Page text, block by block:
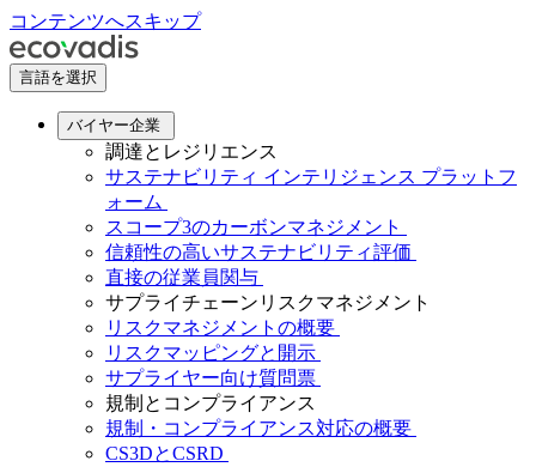
コンテンツへスキップ
言語を選択
バイヤー企業
調達とレジリエンス
サステナビリティ インテリジェンス プラットフ
ォーム
スコープ3のカーボンマネジメント
信頼性の高いサステナビリティ評価
直接の従業員関与
サプライチェーンリスクマネジメント
リスクマネジメントの概要
リスクマッピングと開示
サプライヤー向け質問票
規制とコンプライアンス
規制・コンプライアンス対応の概要
CS3DとCSRD